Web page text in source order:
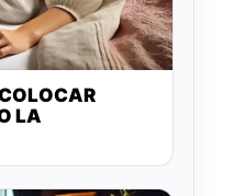
LA